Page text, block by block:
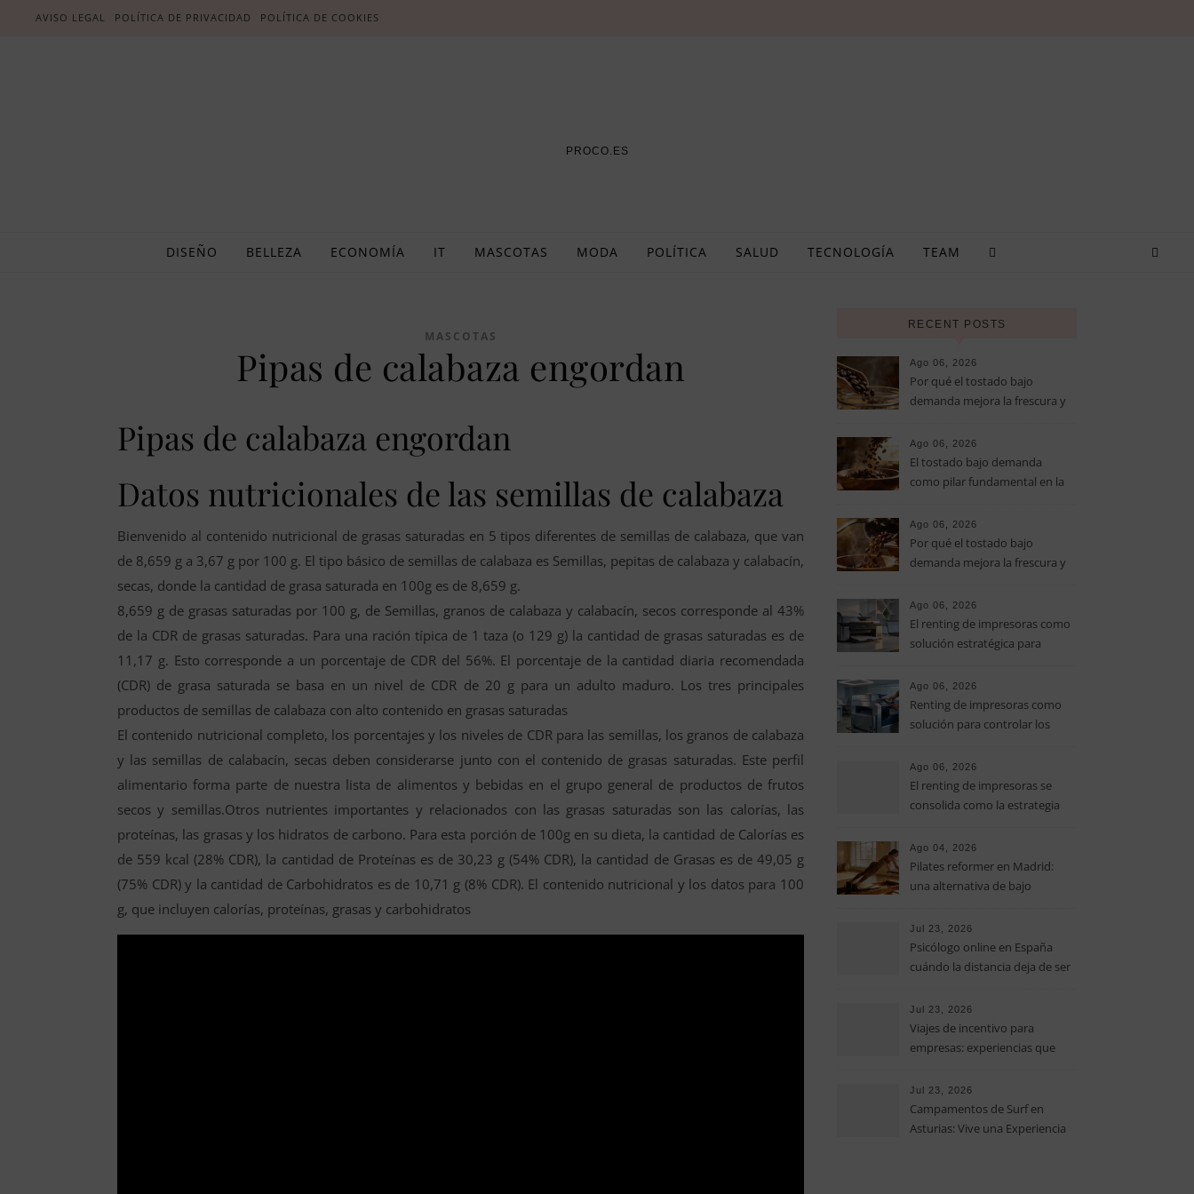
AVISO LEGAL POLÍTICA DE PRIVACIDAD POLÍTICA DE COOKIES
PROCO.ES
DISEÑO BELLEZA ECONOMÍA IT MASCOTAS MODA POLÍTICA SALUD TECNOLOGÍA TEAM
MASCOTAS
Pipas de calabaza engordan
Pipas de calabaza engordan
Datos nutricionales de las semillas de calabaza
Bienvenido al contenido nutricional de grasas saturadas en 5 tipos diferentes de semillas de calabaza, que van
de 8,659 g a 3,67 g por 100 g. El tipo básico de semillas de calabaza es Semillas, pepitas de calabaza y calabacín,
secas, donde la cantidad de grasa saturada en 100g es de 8,659 g.
8,659 g de grasas saturadas por 100 g, de Semillas, granos de calabaza y calabacín, secos corresponde al 43%
de la CDR de grasas saturadas. Para una ración típica de 1 taza (o 129 g) la cantidad de grasas saturadas es de
11,17 g. Esto corresponde a un porcentaje de CDR del 56%. El porcentaje de la cantidad diaria recomendada
(CDR) de grasa saturada se basa en un nivel de CDR de 20 g para un adulto maduro. Los tres principales
productos de semillas de calabaza con alto contenido en grasas saturadas
El contenido nutricional completo, los porcentajes y los niveles de CDR para las semillas, los granos de calabaza
y las semillas de calabacín, secas deben considerarse junto con el contenido de grasas saturadas. Este perfil
alimentario forma parte de nuestra lista de alimentos y bebidas en el grupo general de productos de frutos
secos y semillas.Otros nutrientes importantes y relacionados con las grasas saturadas son las calorías, las
proteínas, las grasas y los hidratos de carbono. Para esta porción de 100g en su dieta, la cantidad de Calorías es
de 559 kcal (28% CDR), la cantidad de Proteínas es de 30,23 g (54% CDR), la cantidad de Grasas es de 49,05 g
(75% CDR) y la cantidad de Carbohidratos es de 10,71 g (8% CDR). El contenido nutricional y los datos para 100
g, que incluyen calorías, proteínas, grasas y carbohidratos
RECENT POSTS
Ago 06, 2026
Por qué el tostado bajo
demanda mejora la frescura y
especialidad
Ago 06, 2026
El tostado bajo demanda
como pilar fundamental en la
Ago 06, 2026
Por qué el tostado bajo
demanda mejora la frescura y
especialidad
Ago 06, 2026
El renting de impresoras como
solución estratégica para
pymes
Ago 06, 2026
Renting de impresoras como
solución para controlar los
pymes
Ago 06, 2026
El renting de impresoras se
consolida como la estrategia
operativos en las pequeñas y
medianas empresas
Ago 04, 2026
Pilates reformer en Madrid:
una alternativa de bajo
fuerza y movilidad
Jul 23, 2026
Psicólogo online en España
cuándo la distancia deja de ser
terapia
Jul 23, 2026
Viajes de incentivo para
empresas: experiencias que
la oficina
Jul 23, 2026
Campamentos de Surf en
Asturias: Vive una Experiencia